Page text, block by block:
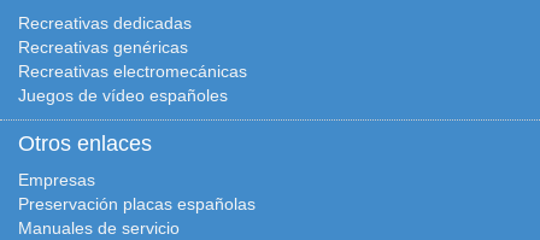
Recreativas dedicadas
Recreativas genéricas
Recreativas electromecánicas
Juegos de vídeo españoles
Otros enlaces
Empresas
Preservación placas españolas
Manuales de servicio